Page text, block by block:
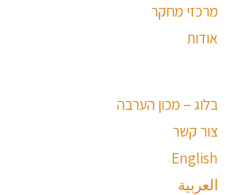
מרכזי מחקר
אודות
בלוג – מכון הערבה
צור קשר
English
العربية